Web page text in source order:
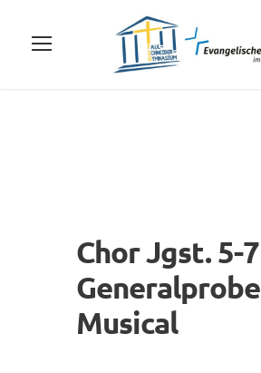
Chor Jgst. 5-7
Generalprobe
Musical